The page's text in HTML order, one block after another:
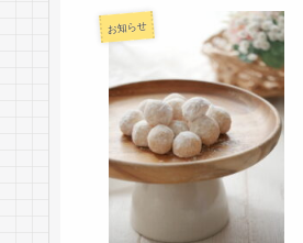
お知らせ